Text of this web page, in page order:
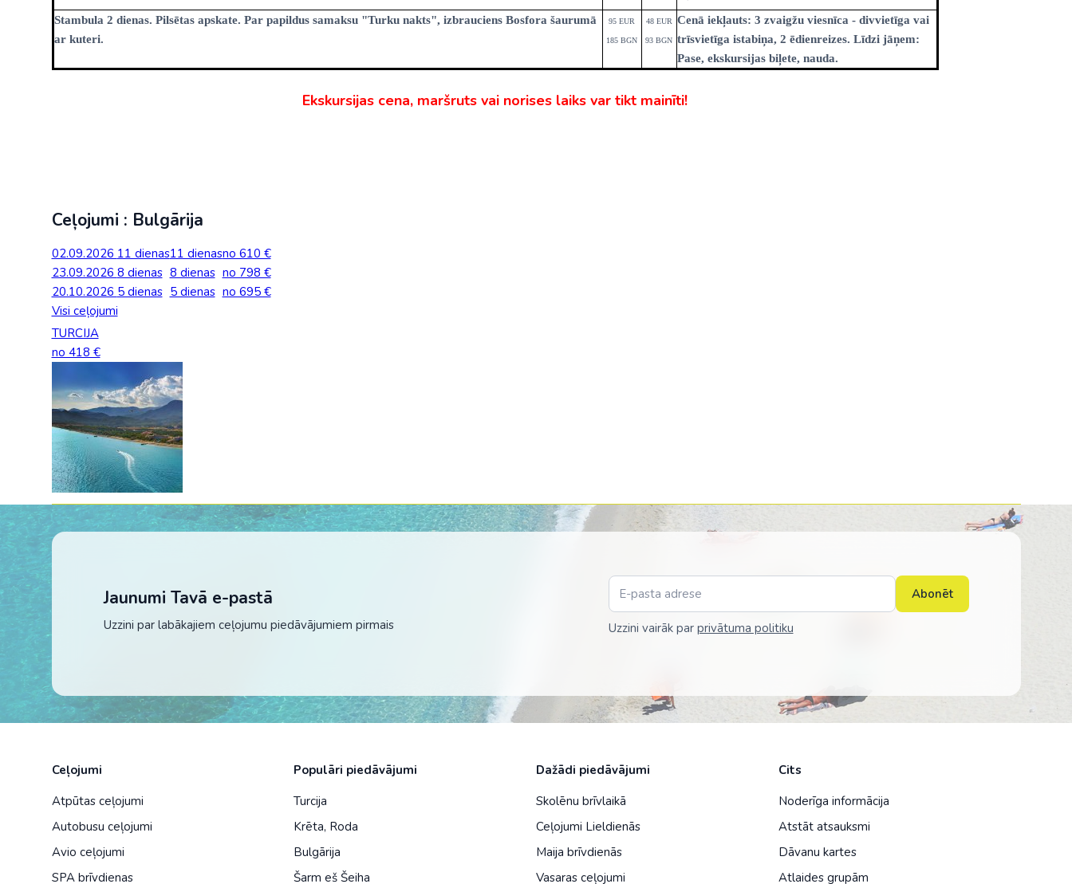
Taizeme
Uzbekistāna
Vjetnama
Stambula 2 dienas. Pilsētas apskate. Par papildus samaksu "Turku nakts", izbrauciens Bosfora šaurumā
ar kuteri.
95 EUR
185 BGN
48 EUR
93 BGN
Cenā iekļauts: 3 zvaigžu viesnīca - divvietīga vai
trīsvietīga istabiņa, 2 ēdienreizes. Līdzi jāņem:
Pase, ekskursijas biļete, nauda.
Ekskursijas cena, maršruts vai norises laiks var tikt mainīti!
Ceļojumi : Bulgārija
02.09.2026 11 dienas11 dienasno 610 €
23.09.2026 8 dienas 8 dienas no 798 €
20.10.2026 5 dienas 5 dienas no 695 €
Visi ceļojumi
TURCIJA
no 418 €
Jaunumi Tavā e-pastā
Uzzini par labākajiem ceļojumu piedāvājumiem pirmais Uzzini vairāk par privātuma politiku
Abonēt
Ceļojumi
Atpūtas ceļojumi
Autobusu ceļojumi
Avio ceļojumi
SPA brīvdienas
Populāri piedāvājumi
Turcija
Krēta, Roda
Bulgārija
Šarm eš Šeiha
Dažādi piedāvājumi
Skolēnu brīvlaikā
Ceļojumi Lieldienās
Maija brīvdienās
Vasaras ceļojumi
Cits
Noderīga informācija
Atstāt atsauksmi
Dāvanu kartes
Atlaides grupām